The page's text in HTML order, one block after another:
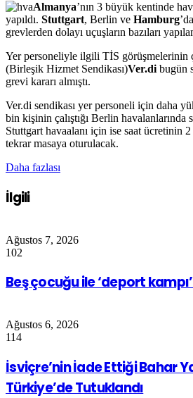
Almanya’nın 3 büyük kentinde
yapıldı. Stuttgart, Berlin ve Hamburg
grevlerden dolayı uçuşların bazıları
Yer personeliyle ilgili TİS görüşmelerinin
(Birleşik Hizmet Sendikası)Ver.di bugün
grevi kararı almıştı.
Ver.di sendikası yer personeli için daha
bin kişinin çalıştığı Berlin havalanlarında
Stuttgart havaalanı için ise saat ücretinin 2
tekrar masaya oturulacak.
Daha fazlası
İlgili
Ağustos 7, 2026
102
Beş çocuğu ile ‘deport
Ağustos 6, 2026
114
İsviçre’nin İade Ettiği Bahar
Türkiye’de Tutuklandı